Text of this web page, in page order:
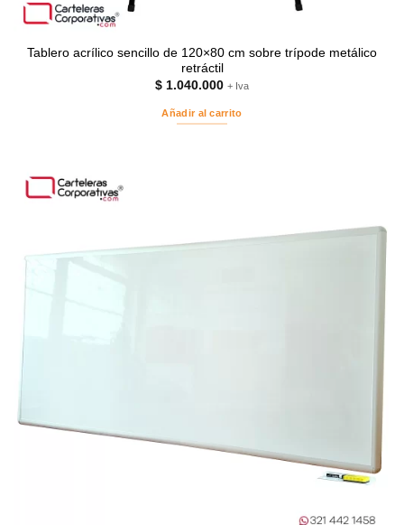
Tablero acrílico sencillo de 120×80 cm sobre trípode metálico
retráctil
$ 1.040.000 + Iva
Añadir al carrito